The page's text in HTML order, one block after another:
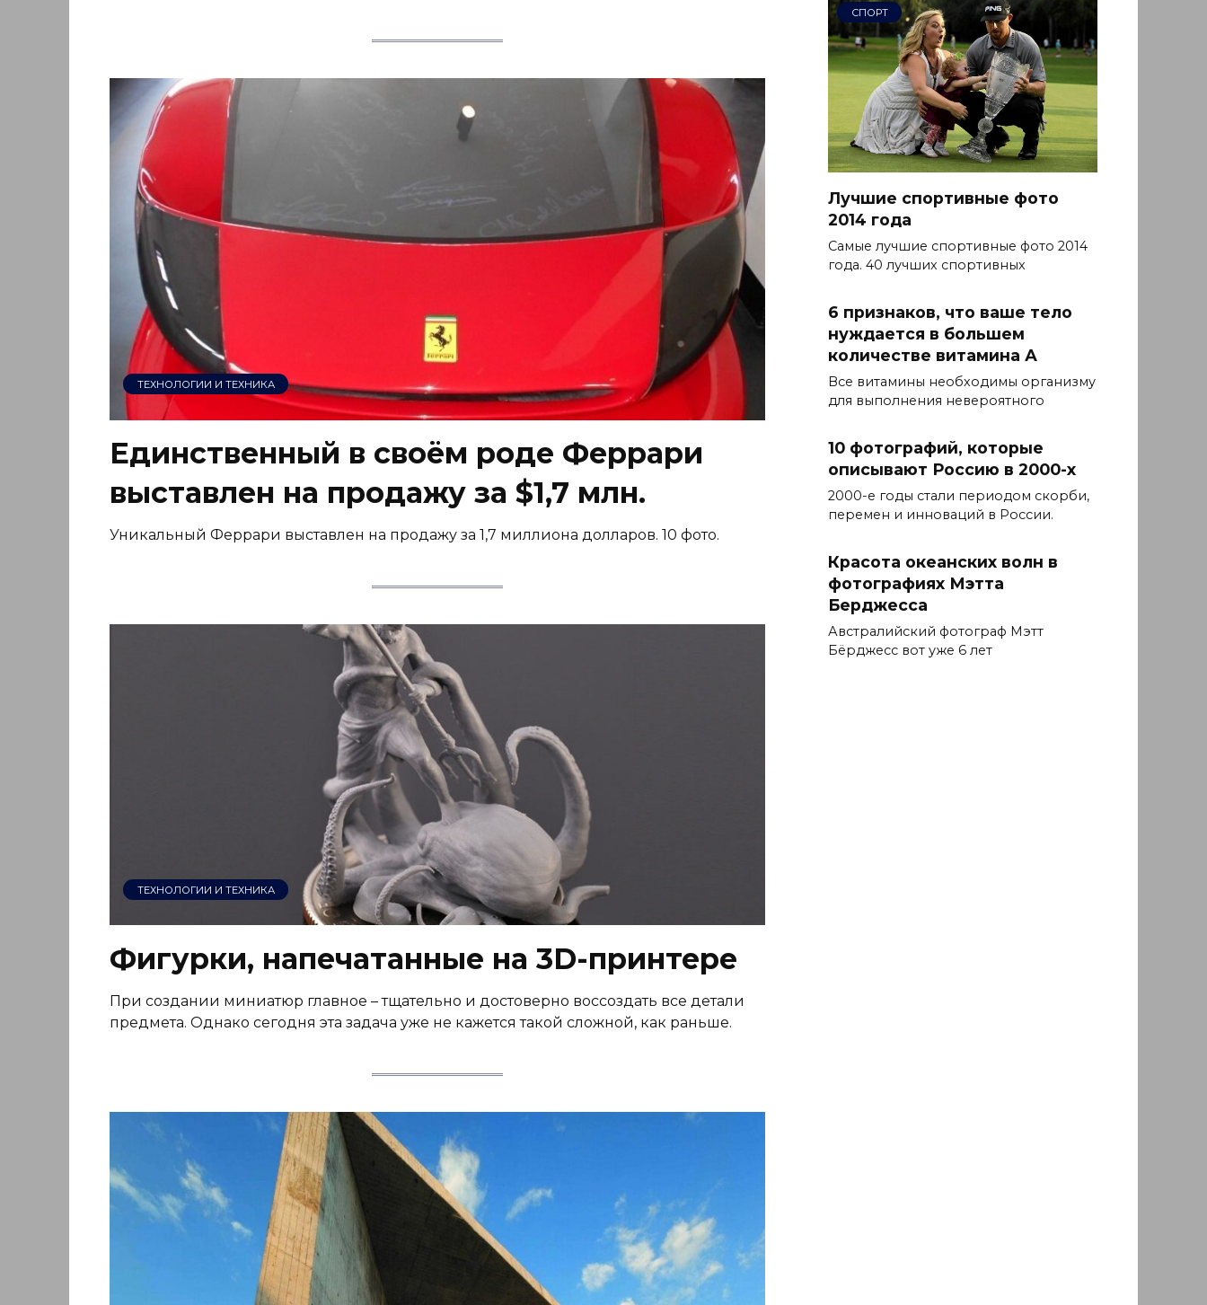
ТЕХНОЛОГИИ И ТЕХНИКА
Единственный в своём роде Феррари
выставлен на продажу за $1,7 млн.
Уникальный Феррари выставлен на продажу за 1,7 миллиона долларов. 10 фото.
ТЕХНОЛОГИИ И ТЕХНИКА
Фигурки, напечатанные на 3D-принтере
При создании миниатюр главное – тщательно и достоверно воссоздать все детали
предмета. Однако сегодня эта задача уже не кажется такой сложной, как раньше.
СПОРТ
Лучшие спортивные фото
2014 года
Самые лучшие спортивные фото 2014
года. 40 лучших спортивных
6 признаков, что ваше тело
нуждается в большем
количестве витамина А
Все витамины необходимы организму
для выполнения невероятного
10 фотографий, которые
описывают Россию в 2000-х
2000-е годы стали периодом скорби,
перемен и инноваций в России.
Красота океанских волн в
фотографиях Мэтта
Берджесса
Австралийский фотограф Мэтт
Бёрджесс вот уже 6 лет